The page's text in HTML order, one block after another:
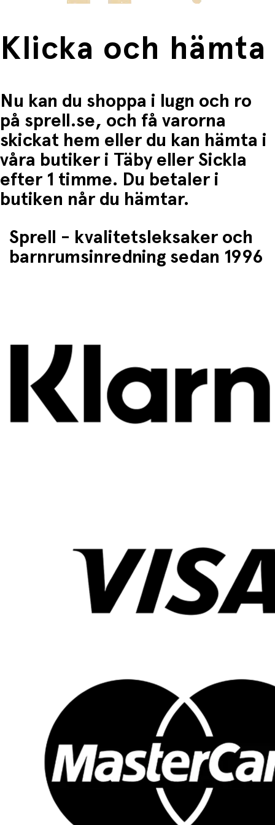
Klicka och hämta
Nu kan du shoppa i lugn och ro
på sprell.se, och få varorna
skickat hem eller du kan hämta i
våra butiker i Täby eller Sickla
efter 1 timme. Du betaler i
butiken når du hämtar.
Sprell - kvalitetsleksaker och
barnrumsinredning sedan 1996